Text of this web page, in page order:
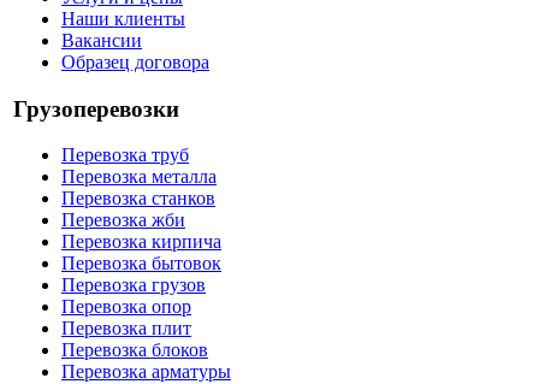
Наши клиенты
Вакансии
Образец договора
Грузоперевозки
Перевозка труб
Перевозка металла
Перевозка станков
Перевозка жби
Перевозка кирпича
Перевозка бытовок
Перевозка грузов
Перевозка опор
Перевозка плит
Перевозка блоков
Перевозка арматуры